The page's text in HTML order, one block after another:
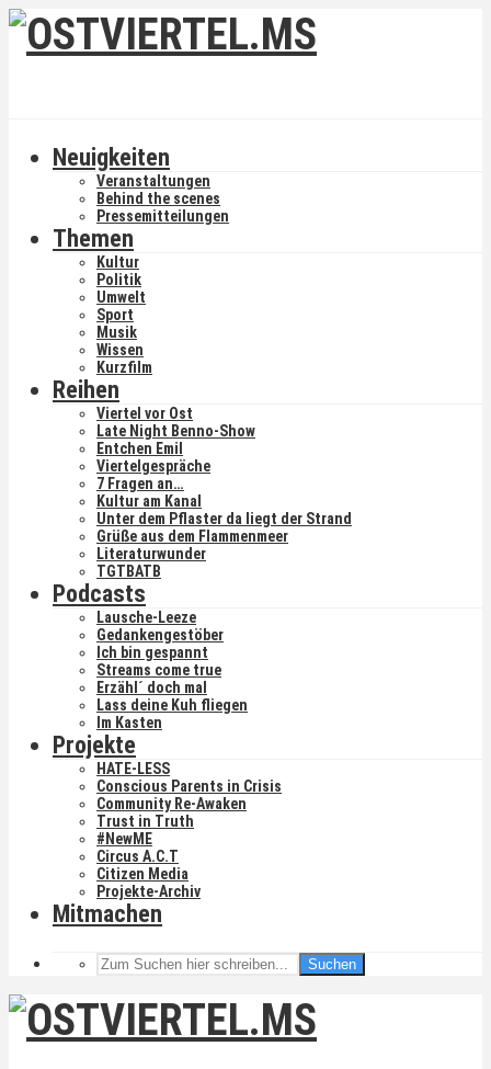
Neuigkeiten
Veranstaltungen
Behind the scenes
Pressemitteilungen
Themen
Kultur
Politik
Umwelt
Sport
Musik
Wissen
Kurzfilm
Reihen
Viertel vor Ost
Late Night Benno-Show
Entchen Emil
Viertelgespräche
7 Fragen an…
Kultur am Kanal
Unter dem Pflaster da liegt der Strand
Grüße aus dem Flammenmeer
Literaturwunder
TGTBATB
Podcasts
Lausche-Leeze
Gedankengestöber
Ich bin gespannt
Streams come true
Erzähl´ doch mal
Lass deine Kuh fliegen
Im Kasten
Projekte
HATE-LESS
Conscious Parents in Crisis
Community Re-Awaken
Trust in Truth
#NewME
Circus A.C.T
Citizen Media
Projekte-Archiv
Mitmachen
Suchen